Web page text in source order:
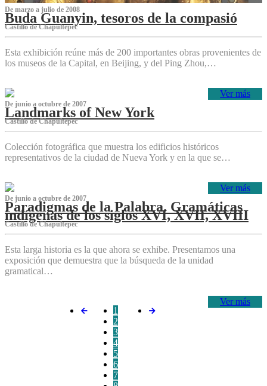
De marzo a julio de 2008
Buda Guanyin, tesoros de la compasió
Castillo de Chapultepec
Esta exhibición reúne más de 200 importantes obras provenientes de
los museos de la Capital, en Beijing, y del Ping Zhou,…
Ver más
De junio a octubre de 2007
Landmarks of New York
Castillo de Chapultepec
Colección fotográfica que muestra los edificios históricos
representativos de la ciudad de Nueva York y en la que se…
Ver más
De junio a octubre de 2007
Paradigmas de la Palabra. Gramáticas
indígenas de los siglos XVI, XVII, XVIII
Castillo de Chapultepec
Esta larga historia es la que ahora se exhibe. Presentamos una
exposición que demuestra que la búsqueda de la unidad
gramatical…
Ver más
1
2
3
4
5
6
7